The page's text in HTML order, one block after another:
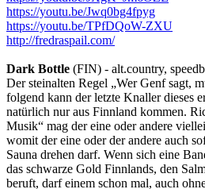
https://youtu.be/Jwq0bg4fpyg
https://youtu.be/TPfDQoW-ZXU
http://fredraspail.com/
Dark Bottle (FIN) - alt.country,
Der steinalten Regel „Wer Genf sagt,
folgend kann der letzte Knaller dieses
natürlich nur aus Finnland kommen.
Musik“ mag der eine oder andere
womit der eine oder der andere auch
Sauna drehen darf. Wenn sich eine
das schwarze Gold Finnlands, den
beruft, darf einem schon mal, auch